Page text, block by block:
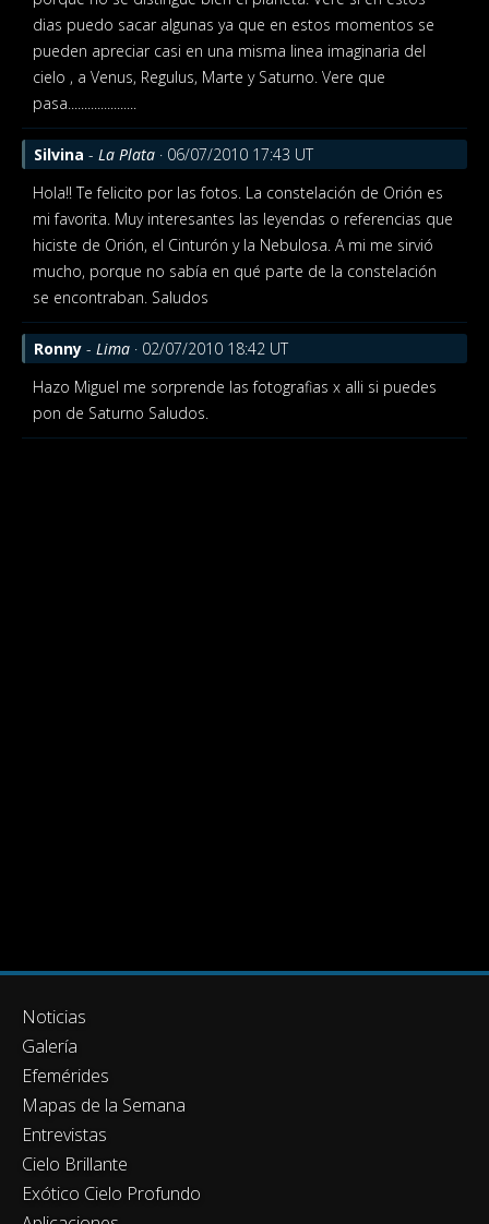
dias puedo sacar algunas ya que en estos momentos se
pueden apreciar casi en una misma linea imaginaria del
cielo , a Venus, Regulus, Marte y Saturno. Vere que
pasa.....................
Silvina - La Plata · 06/07/2010 17:43 UT
Hola!! Te felicito por las fotos. La constelación de Orión es
mi favorita. Muy interesantes las leyendas o referencias que
hiciste de Orión, el Cinturón y la Nebulosa. A mi me sirvió
mucho, porque no sabía en qué parte de la constelación
se encontraban. Saludos
Ronny - Lima · 02/07/2010 18:42 UT
Hazo Miguel me sorprende las fotografias x alli si puedes
pon de Saturno Saludos.
Noticias
Galería
Efemérides
Mapas de la Semana
Entrevistas
Cielo Brillante
Exótico Cielo Profundo